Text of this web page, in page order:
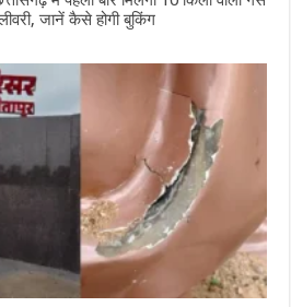
जानें कैसे होगी बुकिंग